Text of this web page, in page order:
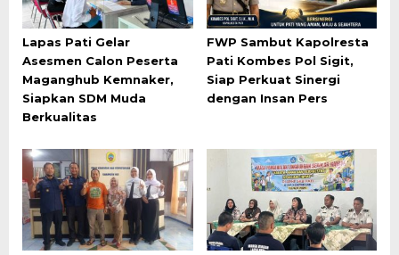
Lapas Pati Gelar
Asesmen Calon Peserta
Maganghub Kemnaker,
Siapkan SDM Muda
Berkualitas
FWP Sambut Kapolresta
Pati Kombes Pol Sigit,
Siap Perkuat Sinergi
dengan Insan Pers